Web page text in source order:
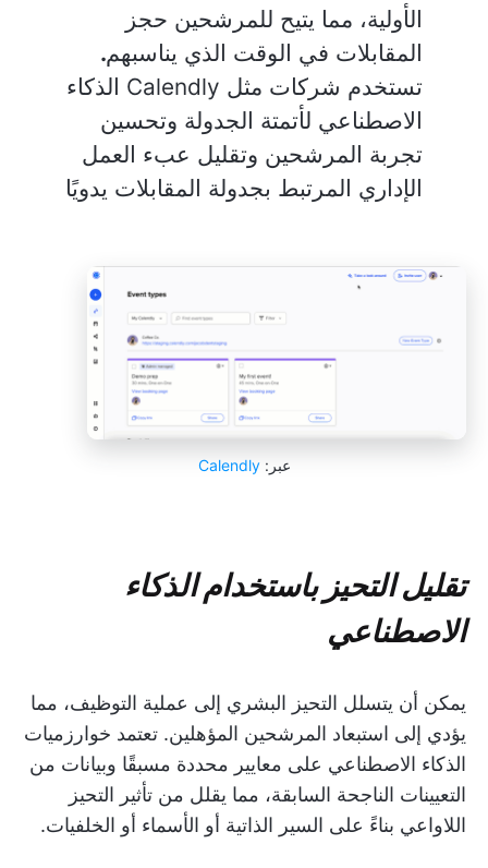
الأولية، مما يتيح للمرشحين حجز
المقابلات في الوقت الذي يناسبهم.
تستخدم شركات مثل Calendly الذكاء
الاصطناعي لأتمتة الجدولة وتحسين
تجربة المرشحين وتقليل عبء العمل
الإداري المرتبط بجدولة المقابلات يدويًا
عبر:Calendly
تقليل التحيز باستخدام الذكاء
الاصطناعي
يمكن أن يتسلل التحيز البشري إلى عملية التوظيف، مما
يؤدي إلى استبعاد المرشحين المؤهلين. تعتمد خوارزميات
الذكاء الاصطناعي على معايير محددة مسبقًا وبيانات من
التعيينات الناجحة السابقة، مما يقلل من تأثير التحيز
اللاواعي بناءً على السير الذاتية أو الأسماء أو الخلفيات.